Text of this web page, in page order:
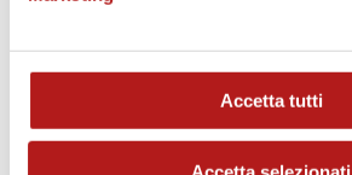
Accetta tutti